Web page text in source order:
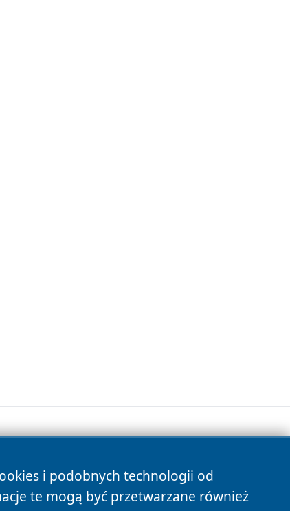
i podobnych technologii od
te mogą być przetwarzane również